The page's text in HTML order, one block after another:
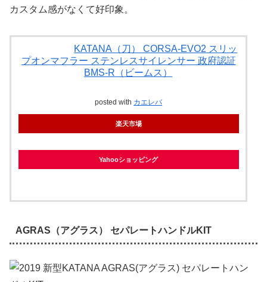
カスタム感がなくて好印象。
KATANA（刀） CORSA-EVO2 スリッ
プオンマフラー ステンレスサイレンサー 政府認証
BMS-R（ビームス）
posted with カエレバ
楽天市場
Yahooショッピング
AGRAS（アグラス） セパレートハンドルKIT